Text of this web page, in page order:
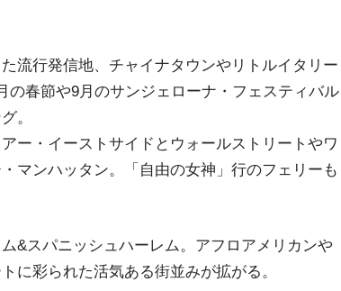
流行発信地、チャイナタウンやリトルイタリー
の春節や9月のサンジェローナ・フェスティバル
。
ー・イーストサイドとウォールストリートやワ
マンハッタン。「自由の女神」行のフェリーも
&スパニッシュハーレム。アフロアメリカンや
に彩られた活気ある街並みが拡がる。